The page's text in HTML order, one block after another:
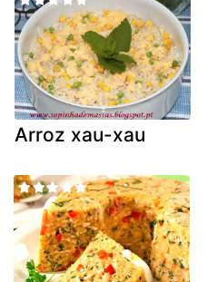
Arroz xau-xau